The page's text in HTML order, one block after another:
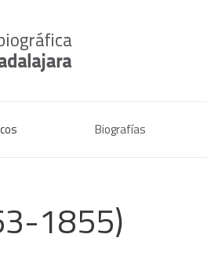
Biografías
1855)